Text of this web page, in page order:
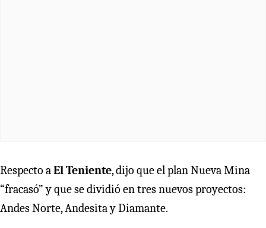
Respecto aEl Teniente, dijo que el plan Nueva Mina
“fracasó” y que se dividió en tres nuevos proyectos:
Andes Norte, Andesita y Diamante.